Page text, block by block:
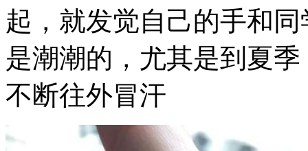
起，就发觉自己的手和
是潮潮的，尤其是到夏
不断往外冒汗